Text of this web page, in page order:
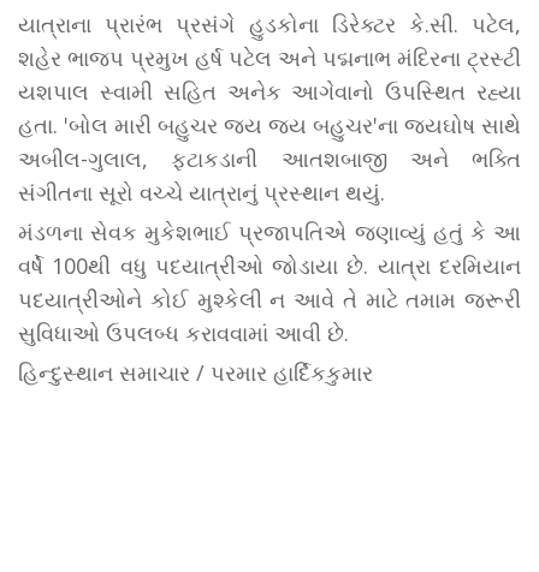
યાત્રાના પ્રારંભ પ્રસંગે હુડકોના ડિરેક્ટર કે.સી. પટેલ,
શહેર ભાજપ પ્રમુખ હર્ષ પટેલ અને પદ્મનાભ મંદિરના ટ્રસ્ટી
યશપાલ સ્વામી સહિત અનેક આગેવાનો ઉપસ્થિત રહ્યા
હતા. 'બોલ મારી બહુચર જય જય બહુચર'ના જયઘોષ સાથે
અબીલ-ગુલાલ, ફટાકડાની આતશબાજી અને ભક્તિ
સંગીતના સૂરો વચ્ચે યાત્રાનું પ્રસ્થાન થયું.
મંડળના સેવક મુકેશભાઈ પ્રજાપતિએ જણાવ્યું હતું કે આ
વર્ષે 100થી વધુ પદયાત્રીઓ જોડાયા છે. યાત્રા દરમિયાન
પદયાત્રીઓને કોઈ મુશ્કેલી ન આવે તે માટે તમામ જરૂરી
સુવિધાઓ ઉપલબ્ધ કરાવવામાં આવી છે.
હિન્દુસ્થાન સમાચાર / પરમાર હાર્દિકકુમાર